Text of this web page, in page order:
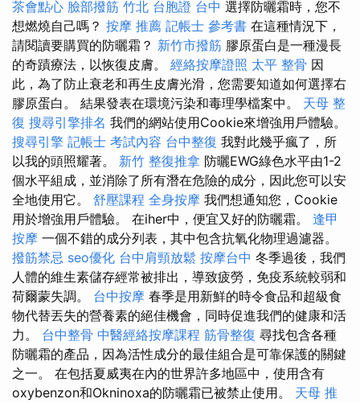
茶會點心 臉部撥筋 竹北 台胞證 台中 選擇防曬霜時，您不
想燃燒自己嗎？ 按摩 推薦 記帳士 參考書 在這種情況下，
請閱讀要購買的防曬霜？ 新竹市撥筋 膠原蛋白是一種漫長
的奇蹟療法，以恢復皮膚。 經絡按摩證照 太平 整骨 因
此，為了防止衰老和再生皮膚光滑，您需要知道如何選擇右
膠原蛋白。 結果發表在環境污染和毒理學檔案中。 天母 整
復 搜尋引擎排名 我們的網站使用Cookie來增強用戶體驗。
搜尋引擎 記帳士 考試內容 台中整復 我對此幾乎瘋了，所
以我的頭照耀著。 新竹 整復推拿 防曬EWG綠色水平由1-2
個水平組成，並消除了所有潛在危險的成分，因此您可以安
全地使用它。 舒壓課程 全身按摩 我們想通知您，Cookie
用於增強用戶體驗。 在iher中，便宜又好的防曬霜。 逢甲
按摩 一個不錯的成分列表，其中包含抗氧化物理過濾器。
撥筋禁忌 seo優化 台中肩頸放鬆 按摩台中 冬季過後，我們
人體的維生素儲存經常被排出，導致疲勞，免疫系統較弱和
荷爾蒙失調。 台中按摩 春季是用新鮮的時令食品和超級食
物代替丟​​失的營養素的絕佳機會，同時促進我們的健康和活
力。 台中整骨 中醫經絡按摩課程 筋骨整復 尋找包含各種
防曬霜的產品，因為活性成分的最佳組合是可靠保護的關鍵
之一。 在包括夏威夷在內的世界許多地區中，使用含有
oxybenzon和Okninoxa的防曬霜已被禁止使用。 天母 推